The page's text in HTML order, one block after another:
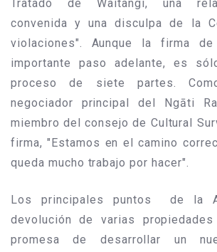
Tratado de Waitangi, una
convenida y una disculpa de la
violaciones". Aunque la firma
importante paso adelante, es
proceso de siete partes.
negociador principal del Ngāti
miembro del consejo de Cultural
firma, "Estamos en el camino
queda mucho trabajo por hacer".
Los principales puntos de la
devolución de varias
promesa de desarrollar un